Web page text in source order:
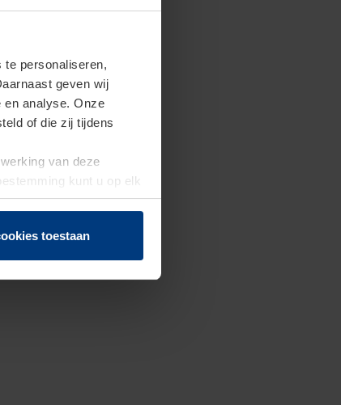
te personaliseren,
geven wij
en analyse. Onze
of die zij tijdens
van deze
kunt u op elk
toestaan